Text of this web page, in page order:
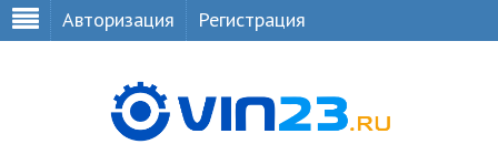
Авторизация Регистрация